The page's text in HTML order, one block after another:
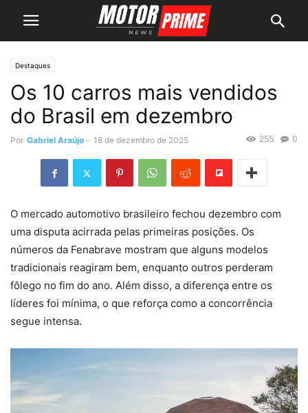
Destaques
Os 10 carros mais vendidos
do Brasil em dezembro
Por Gabriel Araújo - 18 de dezembro de 2025 0
255
O mercado automotivo brasileiro fechou dezembro com
uma disputa acirrada pelas primeiras posições. Os
números da Fenabrave mostram que alguns modelos
tradicionais reagiram bem, enquanto outros perderam
fôlego no fim do ano. Além disso, a diferença entre os
líderes foi mínima, o que reforça como a concorrência
segue intensa.